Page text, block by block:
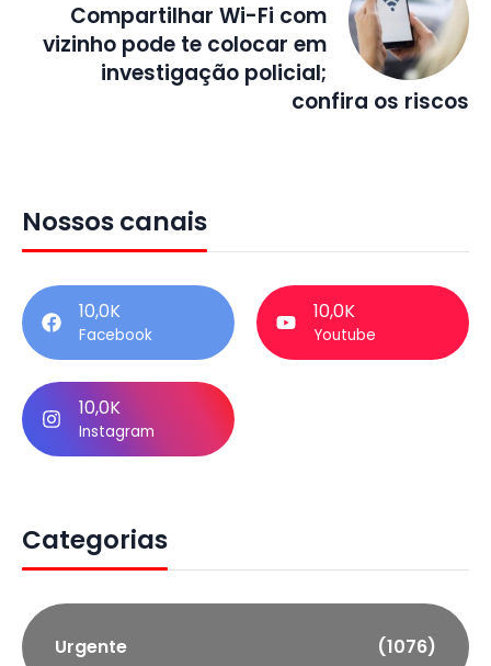
Compartilhar Wi-Fi com
vizinho pode te colocar em
investigação policial;
confira os riscos
Nossos canais
10,0K
Facebook
10,0K
Youtube
10,0K
Instagram
Categorias
Urgente (1076)